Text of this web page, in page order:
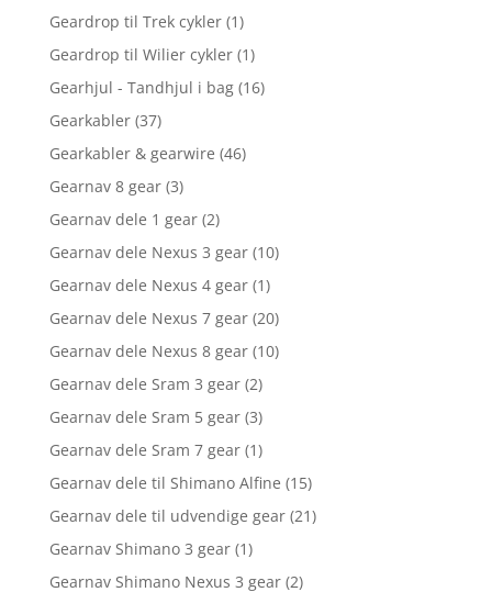
Geardrop til Trek cykler (1)
Geardrop til Wilier cykler (1)
Gearhjul - Tandhjul i bag (16)
Gearkabler (37)
Gearkabler & gearwire (46)
Gearnav 8 gear (3)
Gearnav dele 1 gear (2)
Gearnav dele Nexus 3 gear (10)
Gearnav dele Nexus 4 gear (1)
Gearnav dele Nexus 7 gear (20)
Gearnav dele Nexus 8 gear (10)
Gearnav dele Sram 3 gear (2)
Gearnav dele Sram 5 gear (3)
Gearnav dele Sram 7 gear (1)
Gearnav dele til Shimano Alfine (15)
Gearnav dele til udvendige gear (21)
Gearnav Shimano 3 gear (1)
Gearnav Shimano Nexus 3 gear (2)